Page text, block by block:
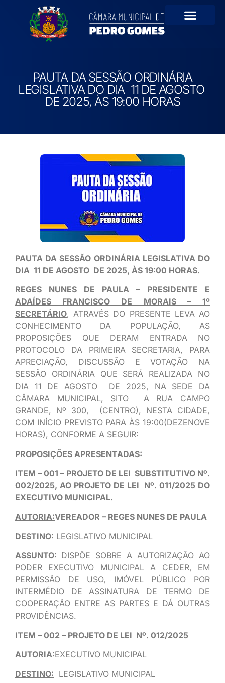
PAUTA DA SESSÃO ORDINÁRIA
LEGISLATIVA DO DIA 11 DE AGOSTO
DE 2025, ÀS 19:00 HORAS
PAUTA DA SESSÃO ORDINÁRIA LEGISLATIVA DO
DIA 11 DE AGOSTO DE 2025, ÀS 19:00 HORAS.
REGES NUNES DE PAULA – PRESIDENTE E
ADAÍDES FRANCISCO DE MORAIS – 1º
SECRETÁRIO, ATRAVÉS DO PRESENTE LEVA AO
CONHECIMENTO DA POPULAÇÃO, AS
PROPOSIÇÕES QUE DERAM ENTRADA NO
PROTOCOLO DA PRIMEIRA SECRETARIA, PARA
APRECIAÇÃO, DISCUSSÃO E VOTAÇÃO NA
SESSÃO ORDINÁRIA QUE SERÁ REALIZADA NO
DIA 11 DE AGOSTO DE 2025, NA SEDE DA
CÂMARA MUNICIPAL, SITO A RUA CAMPO
GRANDE, Nº 300, (CENTRO), NESTA CIDADE,
COM INÍCIO PREVISTO PARA ÀS 19:00(DEZENOVE
HORAS), CONFORME A SEGUIR:
PROPOSIÇÕES APRESENTADAS:
ITEM – 001 – PROJETO DE LEI SUBSTITUTIVO Nº.
002/2025, AO PROJETO DE LEI Nº. 011/2025 DO
EXECUTIVO MUNICIPAL.
AUTORIA:VEREADOR – REGES NUNES DE PAULA
DESTINO: LEGISLATIVO MUNICIPAL
ASSUNTO: DISPÕE SOBRE A AUTORIZAÇÃO AO
PODER EXECUTIVO MUNICIPAL A CEDER, EM
PERMISSÃO DE USO, IMÓVEL PÚBLICO POR
INTERMÉDIO DE ASSINATURA DE TERMO DE
COOPERAÇÃO ENTRE AS PARTES E DÁ OUTRAS
PROVIDÊNCIAS.
ITEM – 002 – PROJETO DE LEI Nº. 012/2025
AUTORIA:EXECUTIVO MUNICIPAL
DESTINO: LEGISLATIVO MUNICIPAL